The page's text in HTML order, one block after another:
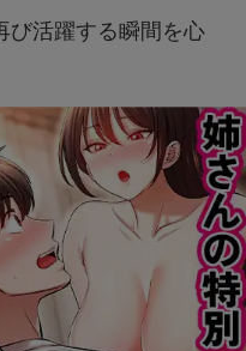
び活躍する瞬間を心